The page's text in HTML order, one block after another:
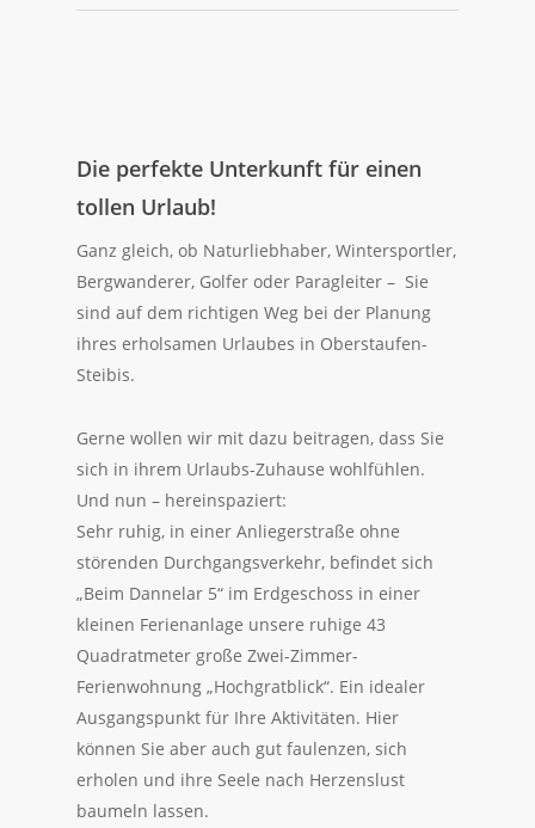
Die perfekte Unterkunft für einen
tollen Urlaub!
Ganz gleich, ob Naturliebhaber, Wintersportler,
Bergwanderer, Golfer oder Paragleiter – Sie
sind auf dem richtigen Weg bei der Planung
ihres erholsamen Urlaubes in Oberstaufen-
Steibis.
Gerne wollen wir mit dazu beitragen, dass Sie
sich in ihrem Urlaubs-Zuhause wohlfühlen.
Und nun – hereinspaziert:
Sehr ruhig, in einer Anliegerstraße ohne
störenden Durchgangsverkehr, befindet sich
„Beim Dannelar 5“ im Erdgeschoss in einer
kleinen Ferienanlage unsere ruhige 43
Quadratmeter große Zwei-Zimmer-
Ferienwohnung „Hochgratblick“. Ein idealer
Ausgangspunkt für Ihre Aktivitäten. Hier
können Sie aber auch gut faulenzen, sich
erholen und ihre Seele nach Herzenslust
baumeln lassen.